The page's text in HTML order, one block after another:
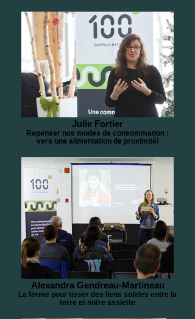
Julie Fortier
Repenser nos modes de consommation :
vers une alimentation de proximité!
Alexandra Gendreau-Martineau
La ferme pour tisser des liens solides entre la
terre et notre assiette